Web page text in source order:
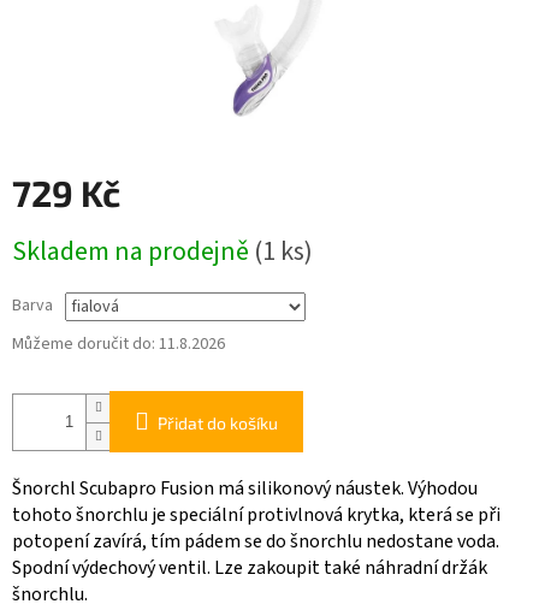
729 Kč
cena:
Skladem na prodejně (1 ks)
Barva
Můžeme doručit do: 11.8.2026
Přidat do košíku
Šnorchl Scubapro Fusion má silikonový náustek. Výhodou
tohoto šnorchlu je speciální protivlnová krytka, která se při
potopení zavírá, tím pádem se do šnorchlu nedostane voda.
Spodní výdechový ventil. Lze zakoupit také náhradní držák
šnorchlu.